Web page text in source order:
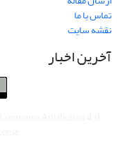
تماس با ما
نقشه سایت
آخرین اخبار